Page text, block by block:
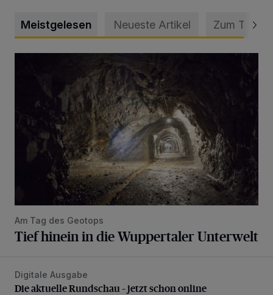
Meistgelesen Neueste Artikel Zum Thema
Am Tag des Geotops
Tief hinein in die Wuppertaler Unterwelt
Die aktuelle Rundschau – jetzt schon online
Digitale Ausgabe
Die aktuelle Rundschau – jetzt schon online